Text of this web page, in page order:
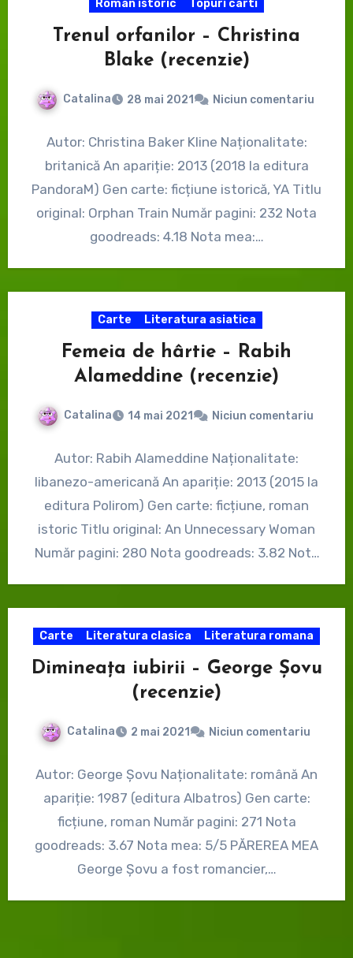
Roman istoric Topuri carti
Trenul orfanilor – Christina
Blake (recenzie)
Catalina 28 mai 2021 Niciun comentariu
Autor: Christina Baker Kline Naționalitate:
britanică An apariție: 2013 (2018 la editura
PandoraM) Gen carte: ficțiune istorică, YA Titlu
original: Orphan Train Număr pagini: 232 Nota
goodreads: 4.18 Nota mea:…
Carte Literatura asiatica
Femeia de hârtie – Rabih
Alameddine (recenzie)
Catalina 14 mai 2021 Niciun comentariu
Autor: Rabih Alameddine Naționalitate:
libanezo-americană An apariție: 2013 (2015 la
editura Polirom) Gen carte: ficțiune, roman
istoric Titlu original: An Unnecessary Woman
Număr pagini: 280 Nota goodreads: 3.82 Nota
Carte Literatura clasica Literatura romana
Dimineața iubirii – George Șovu
(recenzie)
Catalina 2 mai 2021 Niciun comentariu
Autor: George Șovu Naționalitate: română An
apariție: 1987 (editura Albatros) Gen carte:
ficțiune, roman Număr pagini: 271 Nota
goodreads: 3.67 Nota mea: 5/5 PĂREREA MEA
George Șovu a fost romancier,…